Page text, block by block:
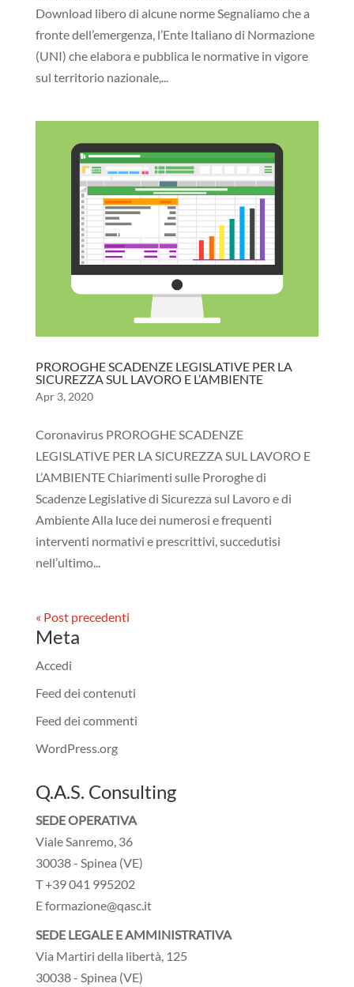
Download libero di alcune norme Segnaliamo che a
fronte dell’emergenza, l’Ente Italiano di Normazione
(UNI) che elabora e pubblica le normative in vigore
sul territorio nazionale,...
PROROGHE SCADENZE LEGISLATIVE PER LA
SICUREZZA SUL LAVORO E L’AMBIENTE
Apr 3, 2020
Coronavirus PROROGHE SCADENZE
LEGISLATIVE PER LA SICUREZZA SUL LAVORO E
L’AMBIENTE Chiarimenti sulle Proroghe di
Scadenze Legislative di Sicurezza sul Lavoro e di
Ambiente Alla luce dei numerosi e frequenti
interventi normativi e prescrittivi, succedutisi
nell’ultimo...
« Post precedenti
Meta
Accedi
Feed dei contenuti
Feed dei commenti
WordPress.org
Q.A.S. Consulting
SEDE OPERATIVA
Viale Sanremo, 36
30038 - Spinea (VE)
T +39 041 995202
E formazione@qasc.it
SEDE LEGALE E AMMINISTRATIVA
Via Martiri della libertà, 125
30038 - Spinea (VE)